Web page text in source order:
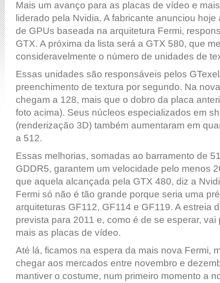
Mais um avanço para as placas de vídeo e
liderado pela Nvidia. A fabricante anunciou
de GPUs baseada na arquitetura Fermi,
GTX. A próxima da lista será a GTX 580, que
consideravelmente o número de unidades de
Essas unidades são responsáveis pelos
preenchimento de textura por segundo. Na
chegam a 128, mais que o dobro da placa
foto acima). Seus núcleos especializados em
(renderização 3D) também aumentaram em
a 512.
Essas melhorias, somadas ao barramento de
GDDR5, garantem um velocidade pelo menos
que aquela alcançada pela GTX 480, diz a
Fermi só não é tão grande porque seria uma
arquiteturas GF112, GF114 e GF119. A estreia
prevista para 2011 e, como é de se esperar,
mais as placas de vídeo.
Até lá, ficamos na espera da mais nova Fermi,
chegar aos mercados entre novembro e
mantiver o costume, num primeiro momento a